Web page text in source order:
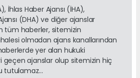
İhlas Haber Ajansı (İHA),
(DHA) ve diğer ajanslar
tüm haberler, sitemizin
olmadan ajans kanallarından
yer alan hukuki
ajanslar olup sitemizin hiç
tutulamaz...